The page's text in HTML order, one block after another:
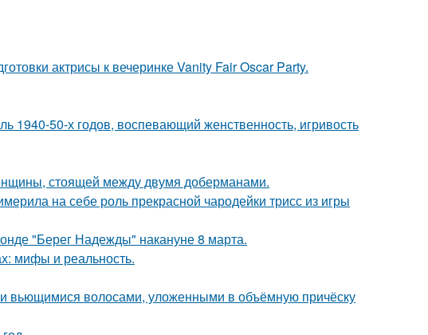
актрисы к вечеринке Vanity Fair Oscar Party.
1940-50-х годов, воспевающий женственность, игривость
стоящей между двумя доберманами.
на себе роль прекрасной чародейки трисс из игры
"Берег Надежды" накануне 8 марта.
мифы и реальность.
волосами, уложенными в объёмную причёску